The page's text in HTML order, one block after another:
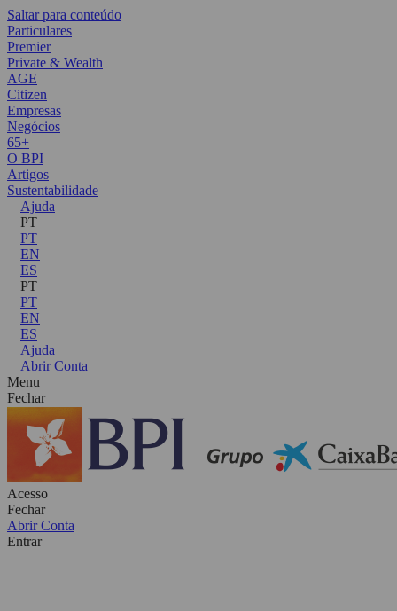
Saltar para conteúdo
Particulares
Premier
Private & Wealth
AGE
Citizen
Empresas
Negócios
65+
O BPI
Artigos
Sustentabilidade
Ajuda
PT
PT
EN
ES
PT
PT
EN
ES
Ajuda
Abrir Conta
Menu
Fechar
Acesso
Fechar
Abrir Conta
Entrar